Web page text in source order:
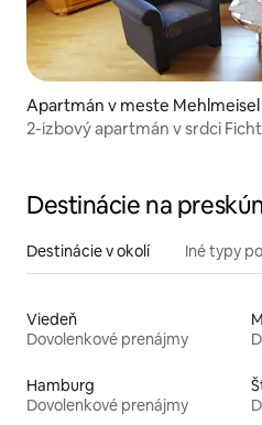
Apartmán v meste Mehlmeisel
2-izbový apartmán v srdci
Destinácie na
Destinácie v okolí Iné typy
Viedeň
Dovolenkové prenájmy
Hamburg
Dovolenkové prenájmy